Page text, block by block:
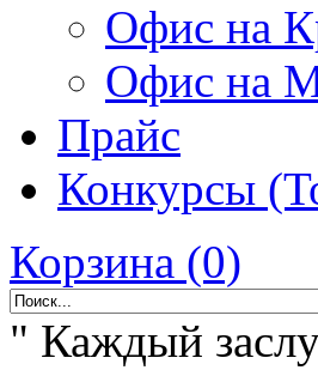
Офис на
Офис на
Прайс
Конкурсы
Корзина (0)
" Каждый